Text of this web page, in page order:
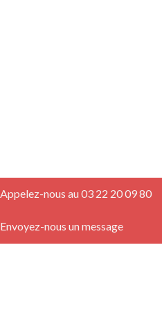
Appelez-nous au 03 22 20 09 80
Envoyez-nous un message